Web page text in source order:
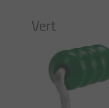
Vert